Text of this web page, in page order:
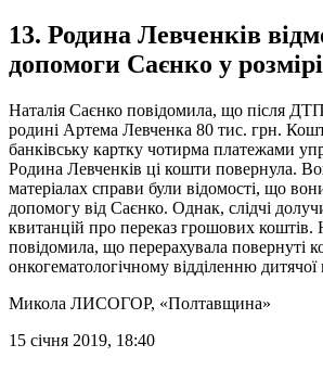
13. Родина Левченків
допомоги Саєнко у
Наталія Саєнко повідомила, що після
родині Артема Левченка 80 тис. грн.
банківську картку чотирма платежами
Родина Левченків ці кошти повернула.
матеріалах справи були відомості, що
допомогу від Саєнко. Однак, слідчі
квитанцій про переказ грошових коштів.
повідомила, що перерахувала повернуті
онкогематологічному відділенню дитячої
Микола ЛИСОГОР, «Полтавщина»
15 січня 2019, 18:40